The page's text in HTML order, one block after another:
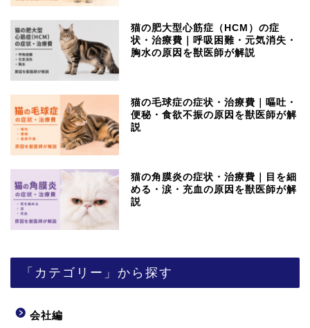
猫の肥大型心筋症（HCM）の症
状・治療費｜呼吸困難・元気消失・
胸水の原因を獣医師が解説
猫の毛球症の症状・治療費｜嘔吐・
便秘・食欲不振の原因を獣医師が解
説
猫の角膜炎の症状・治療費｜目を細
める・涙・充血の原因を獣医師が解
説
「カテゴリー」から探す
会社編